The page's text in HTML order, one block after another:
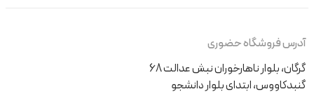
آدرس فروشگاه حضوری
گرگان، بلوار ناهارخوران نبش عدالت 68
گنبدکاووس، ابتدای بلوار دانشجو